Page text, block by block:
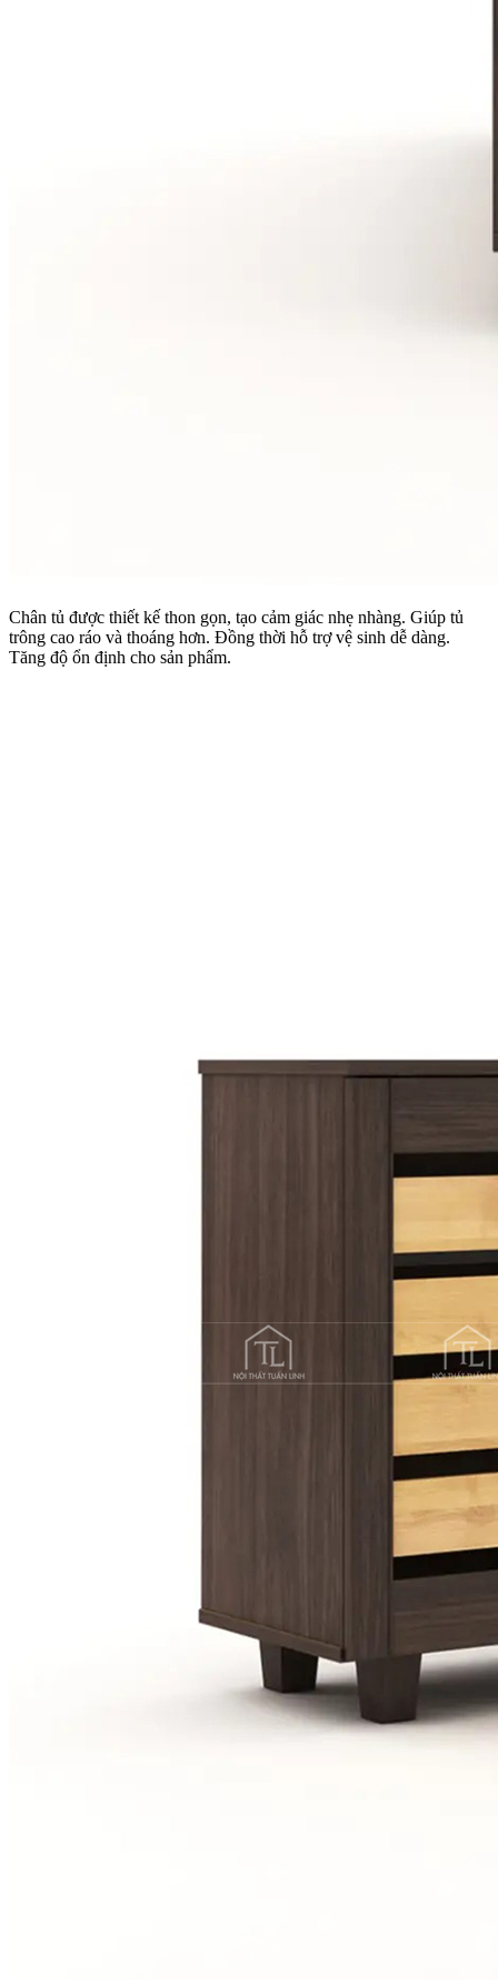
Chân tủ được thiết kế thon gọn, tạo cảm giác nhẹ nhàng. Giúp tủ
trông cao ráo và thoáng hơn. Đồng thời hỗ trợ vệ sinh dễ dàng.
Tăng độ ổn định cho sản phẩm.